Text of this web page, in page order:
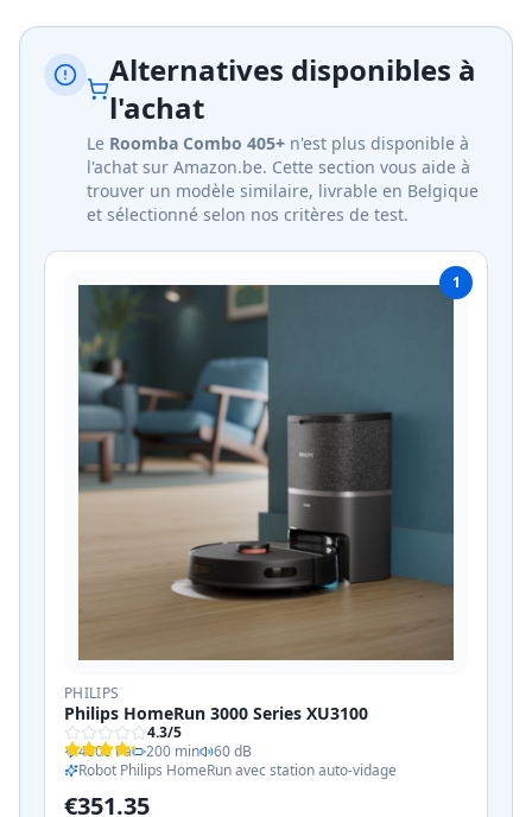
Alternatives disponibles à
l'achat
Le Roomba Combo 405+ n'est plus disponible à
l'achat sur Amazon.be. Cette section vous aide à
trouver un modèle similaire, livrable en Belgique
et sélectionné selon nos critères de test.
1
PHILIPS
Philips HomeRun 3000 Series XU3100
4.3/5
4000 Pa
200 min
60 dB
Robot Philips HomeRun avec station auto-vidage
€351.35